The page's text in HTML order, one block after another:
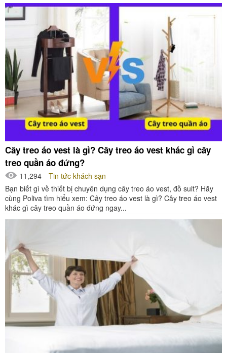
Cây treo áo vest là gì? Cây treo áo vest khác gì cây
treo quần áo đứng?
11,294
Tin tức khách sạn
Bạn biết gì về thiết bị chuyên dụng cây treo áo vest, đồ suit? Hãy
cùng Poliva tìm hiểu xem: Cây treo áo vest là gì? Cây treo áo vest
khác gì cây treo quần áo đứng ngay...